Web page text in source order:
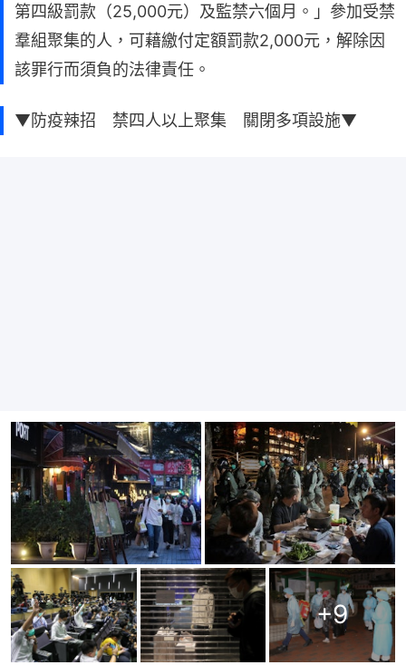
第四級罰款（25,000元）及監禁六個月。」參加受禁
羣組聚集的人，可藉繳付定額罰款2,000元，解除因
該罪行而須負的法律責任。
▼防疫辣招 禁四人以上聚集 關閉多項設施▼
+9